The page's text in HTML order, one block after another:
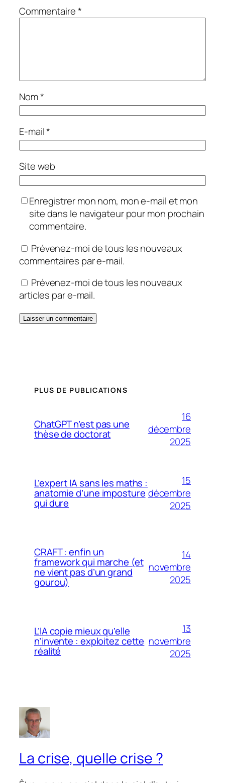
Commentaire*
Nom*
E-mail*
Site web
Enregistrer mon nom, mon e-mail et mon
site dans le navigateur pour mon prochain
commentaire.
Prévenez-moi de tous les nouveaux
commentaires par e-mail.
Prévenez-moi de tous les nouveaux
articles par e-mail.
PLUS DE PUBLICATIONS
ChatGPT n’est pas une
thèse de doctorat
16
décembre
2025
L’expert IA sans les maths :
anatomie d’une imposture
qui dure
15
décembre
2025
CRAFT : enfin un
framework qui marche (et
ne vient pas d’un grand
gourou)
14
novembre
2025
L’IA copie mieux qu’elle
n’invente : exploitez cette
réalité
13
novembre
2025
La crise, quelle crise ?